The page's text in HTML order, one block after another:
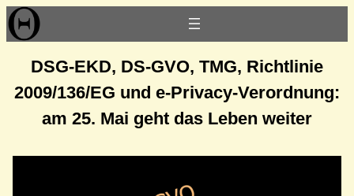
Zum
Inhalt
DSG-EKD, DS-GVO, TMG, Richtlinie
2009/136/EG und e-Privacy-Verordnung:
am 25. Mai geht das Leben weiter